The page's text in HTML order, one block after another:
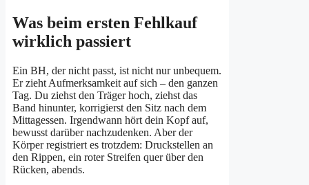
Was beim ersten Fehlkauf
wirklich passiert
Ein BH, der nicht passt, ist nicht nur unbequem.
Er zieht Aufmerksamkeit auf sich – den ganzen
Tag. Du ziehst den Träger hoch, ziehst das
Band hinunter, korrigierst den Sitz nach dem
Mittagessen. Irgendwann hört dein Kopf auf,
bewusst darüber nachzudenken. Aber der
Körper registriert es trotzdem: Druckstellen an
den Rippen, ein roter Streifen quer über den
Rücken, abends.